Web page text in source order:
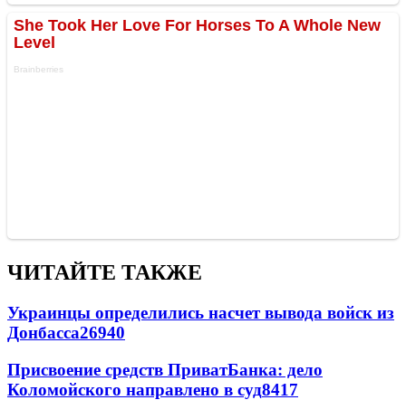
ЧИТАЙТЕ ТАКЖЕ
Украинцы определились насчет вывода войск из
Донбасса26940
Присвоение средств ПриватБанка: дело
Коломойского направлено в суд8417